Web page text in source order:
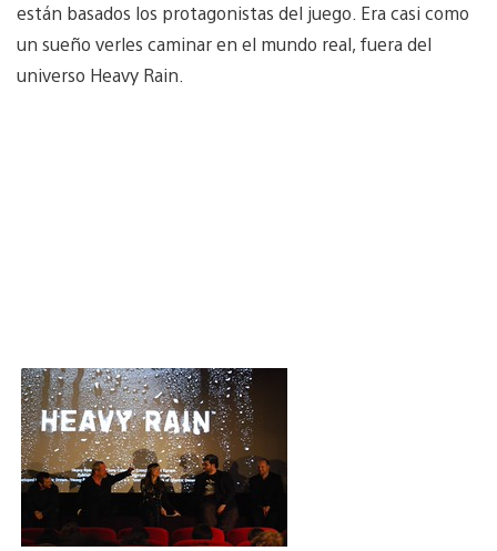
están basados los protagonistas del juego. Era casi como
un sueño verles caminar en el mundo real, fuera del
universo Heavy Rain.